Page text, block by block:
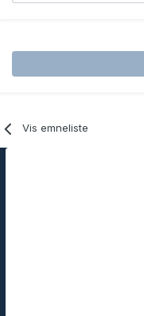
Vis emneliste